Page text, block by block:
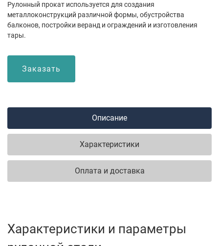
Рулонный прокат используется для создания
металлоконструкций различной формы, обустройства
балконов, постройки веранд и ограждений и изготовления
тары.
Заказать
Описание
Характеристики
Оплата и доставка
Характеристики и параметры